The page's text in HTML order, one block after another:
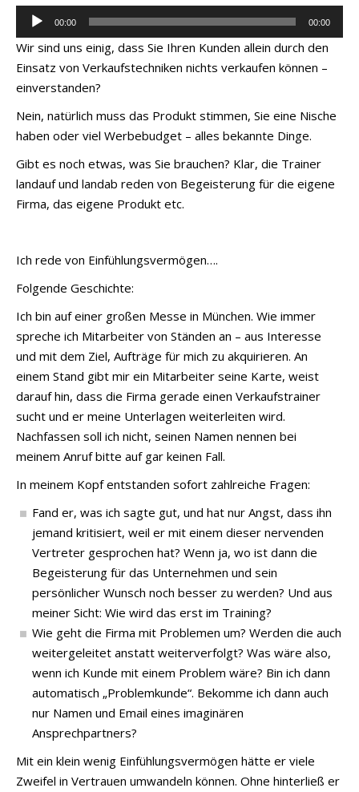
Audio-
Player
00:00 00:00
Wir sind uns einig, dass Sie Ihren Kunden allein durch den
Einsatz von Verkaufstechniken nichts verkaufen können –
einverstanden?
Nein, natürlich muss das Produkt stimmen, Sie eine Nische
haben oder viel Werbebudget – alles bekannte Dinge.
Gibt es noch etwas, was Sie brauchen? Klar, die Trainer
landauf und landab reden von Begeisterung für die eigene
Firma, das eigene Produkt etc.
Ich rede von Einfühlungsvermögen….
Folgende Geschichte:
Ich bin auf einer großen Messe in München. Wie immer
spreche ich Mitarbeiter von Ständen an – aus Interesse
und mit dem Ziel, Aufträge für mich zu akquirieren. An
einem Stand gibt mir ein Mitarbeiter seine Karte, weist
darauf hin, dass die Firma gerade einen Verkaufstrainer
sucht und er meine Unterlagen weiterleiten wird.
Nachfassen soll ich nicht, seinen Namen nennen bei
meinem Anruf bitte auf gar keinen Fall.
In meinem Kopf entstanden sofort zahlreiche Fragen:
Fand er, was ich sagte gut, und hat nur Angst, dass ihn
jemand kritisiert, weil er mit einem dieser nervenden
Vertreter gesprochen hat? Wenn ja, wo ist dann die
Begeisterung für das Unternehmen und sein
persönlicher Wunsch noch besser zu werden? Und aus
meiner Sicht: Wie wird das erst im Training?
Wie geht die Firma mit Problemen um? Werden die auch
weitergeleitet anstatt weiterverfolgt? Was wäre also,
wenn ich Kunde mit einem Problem wäre? Bin ich dann
automatisch „Problemkunde“. Bekomme ich dann auch
nur Namen und Email eines imaginären
Ansprechpartners?
Mit ein klein wenig Einfühlungsvermögen hätte er viele
Zweifel in Vertrauen umwandeln können. Ohne hinterließ er